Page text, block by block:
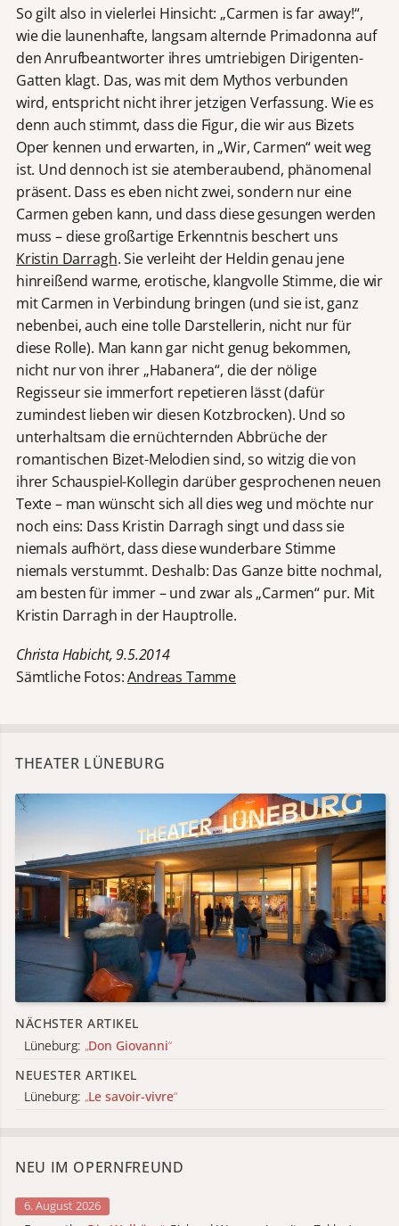
So gilt also in vielerlei Hinsicht: „Carmen is far away!“,
wie die launenhafte, langsam alternde Primadonna auf
den Anrufbeantworter ihres umtriebigen Dirigenten-
Gatten klagt. Das, was mit dem Mythos verbunden
wird, entspricht nicht ihrer jetzigen Verfassung. Wie es
denn auch stimmt, dass die Figur, die wir aus Bizets
Oper kennen und erwarten, in „Wir, Carmen“ weit weg
ist. Und dennoch ist sie atemberaubend, phänomenal
präsent. Dass es eben nicht zwei, sondern nur eine
Carmen geben kann, und dass diese gesungen werden
muss – diese großartige Erkenntnis beschert uns
Kristin Darragh. Sie verleiht der Heldin genau jene
hinreißend warme, erotische, klangvolle Stimme, die wir
mit Carmen in Verbindung bringen (und sie ist, ganz
nebenbei, auch eine tolle Darstellerin, nicht nur für
diese Rolle). Man kann gar nicht genug bekommen,
nicht nur von ihrer „Habanera“, die der nölige
Regisseur sie immerfort repetieren lässt (dafür
zumindest lieben wir diesen Kotzbrocken). Und so
unterhaltsam die ernüchternden Abbrüche der
romantischen Bizet-Melodien sind, so witzig die von
ihrer Schauspiel-Kollegin darüber gesprochenen neuen
Texte – man wünscht sich all dies weg und möchte nur
noch eins: Dass Kristin Darragh singt und dass sie
niemals aufhört, dass diese wunderbare Stimme
niemals verstummt. Deshalb: Das Ganze bitte nochmal,
am besten für immer – und zwar als „Carmen“ pur. Mit
Kristin Darragh in der Hauptrolle.
Christa Habicht, 9.5.2014
Sämtliche Fotos:Andreas Tamme
THEATER LÜNEBURG
NÄCHSTER ARTIKEL
Lüneburg: „Don Giovanni“
NEUESTER ARTIKEL
Lüneburg: „Le savoir-vivre“
NEU IM OPERNFREUND
6. August 2026